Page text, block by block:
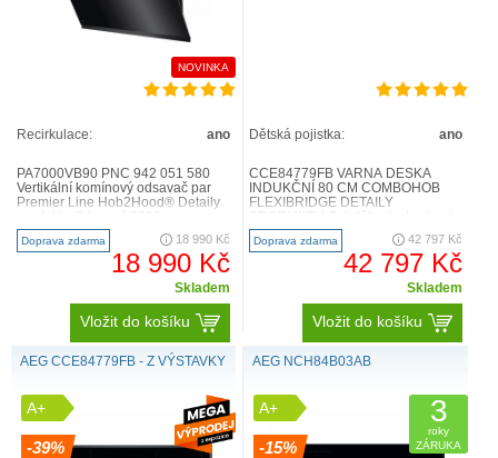
NOVINKA
Recirkulace: ano
PA7000VB90 PNC 942 051 580
Vertikální komínový odsavač par
Premier Line Hob2Hood® Detaily
SilenceTech Hood čistí kuchyň od..
Doprava zdarma 18 990 Kč
18 990 Kč
Skladem
Vložit do košíku
Dětská pojistka: ano
CCE84779FB VARNÁ DESKA
INDUKČNÍ 80 CM COMBOHOB
FLEXIBRIDGE DETAILY
svobodu, kterou potřebujete. V této
dvojici ..
Doprava zdarma 42 797 Kč
42 797 Kč
Skladem
Vložit do košíku
AEG CCE84779FB - Z VÝSTAVKY
A+
-39%
AEG NCH84B03AB
A+
-15%
3
roky
ZÁRUKA